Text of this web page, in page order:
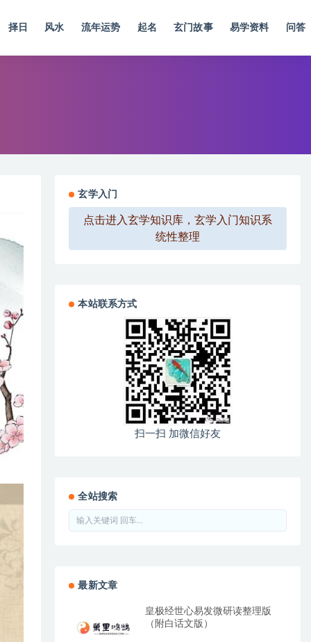
择日 风水 流年运势 起名 玄门故事 易学资料 问答
玄学入门
点击进入玄学知识库，玄学入门知识系
统性整理
本站联系方式
扫一扫 加微信好友
全站搜索
最新文章
皇极经世心易发微研读整理版
（附白话文版）